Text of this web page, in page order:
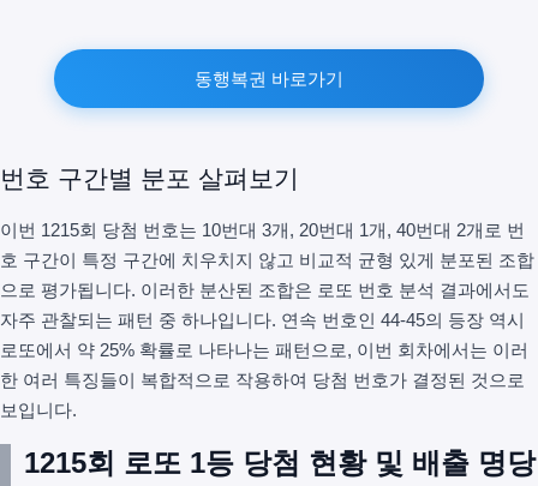
동행복권 바로가기
번호 구간별 분포 살펴보기
이번 1215회 당첨 번호는 10번대 3개, 20번대 1개, 40번대 2개로 번
호 구간이 특정 구간에 치우치지 않고 비교적 균형 있게 분포된 조합
으로 평가됩니다. 이러한 분산된 조합은 로또 번호 분석 결과에서도
자주 관찰되는 패턴 중 하나입니다. 연속 번호인 44-45의 등장 역시
로또에서 약 25% 확률로 나타나는 패턴으로, 이번 회차에서는 이러
한 여러 특징들이 복합적으로 작용하여 당첨 번호가 결정된 것으로
보입니다.
1215회 로또 1등 당첨 현황 및 배출 명당